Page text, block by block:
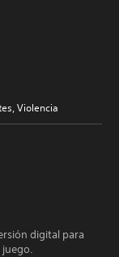
Violencia
digital para
juego.